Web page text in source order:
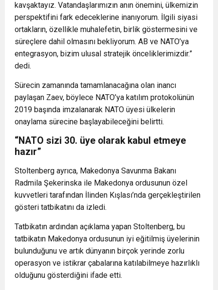
kavşaktayız. Vatandaşlarımızın anın önemini, ülkemizin
perspektifini fark edeceklerine inanıyorum. İlgili siyasi
ortakların, özellikle muhalefetin, birlik göstermesini ve
süreçlere dahil olmasını bekliyorum. AB ve NATO’ya
entegrasyon, bizim ulusal stratejik önceliklerimizdir.”
dedi.
Sürecin zamanında tamamlanacağına olan inancı
paylaşan Zaev, böylece NATO’ya katılım protokolünün
2019 başında imzalanarak NATO üyesi ülkelerin
onaylama sürecine başlayabileceğini belirtti.
“NATO sizi 30. üye olarak kabul etmeye
hazır”
Stoltenberg ayrıca, Makedonya Savunma Bakanı
Radmila Şekerinska ile Makedonya ordusunun özel
kuvvetleri tarafından İlinden Kışlası’nda gerçekleştirilen
gösteri tatbikatını da izledi.
Tatbikatın ardından açıklama yapan Stoltenberg, bu
tatbikatın Makedonya ordusunun iyi eğitilmiş üyelerinin
bulunduğunu ve artık dünyanın birçok yerinde zorlu
operasyon ve istikrar çabalarına katılabilmeye hazırlıklı
olduğunu gösterdiğini ifade etti.